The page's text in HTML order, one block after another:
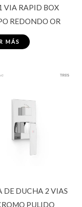
VIA RAPID BOX
REDONDO OR
MÁS
DE DUCHA 2 VIAS
PULIDO